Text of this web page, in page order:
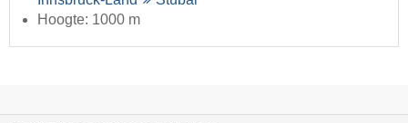
Hoogte: 1000 m